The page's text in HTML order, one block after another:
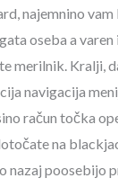
najemnino
oseba a
Kralji,
navigacija
račun točka
na
nazaj